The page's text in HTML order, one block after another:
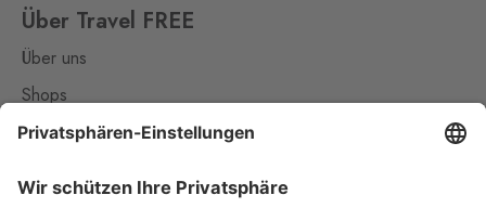
Über Travel FREE
Über uns
Shops
Kontakt
Nützliches